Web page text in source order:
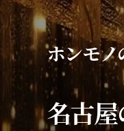
ホンモノ
名古